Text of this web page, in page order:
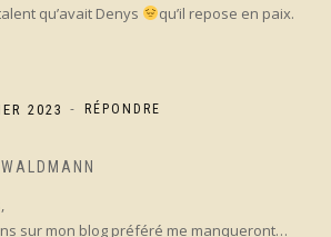
qu’avait Denys
qu’il repose en paix.
2023 - RÉPONDRE
sur mon blog préféré me manqueront…